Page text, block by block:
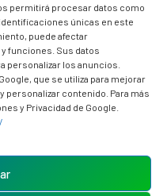
permitirá procesar datos como
únicas en este
puede afectar
funciones. Sus datos
personalizar los anuncios.
que se utiliza para mejorar
contenido. Para más
y Privacidad de Google.